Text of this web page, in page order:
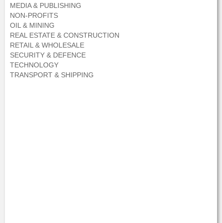
MEDIA & PUBLISHING
NON-PROFITS
OIL & MINING
REAL ESTATE & CONSTRUCTION
RETAIL & WHOLESALE
SECURITY & DEFENCE
TECHNOLOGY
TRANSPORT & SHIPPING